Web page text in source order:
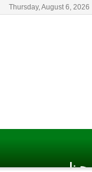
Thursday, August 6, 2026
چینل